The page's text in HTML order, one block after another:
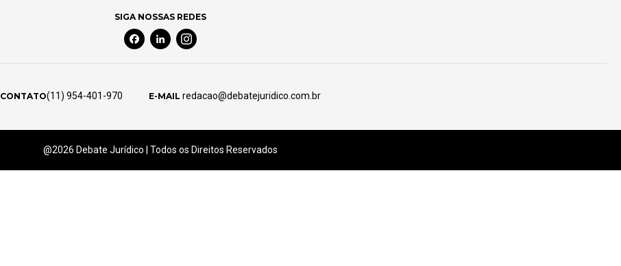
SIGA NOSSAS REDES
Facebook Social Media
Linkedin Social Media
Instagram Social Media
CONTATO(11) 954-401-970 E-MAIL redacao@debatejuridico.com.br
@2026 Debate Jurídico | Todos os Direitos Reservados